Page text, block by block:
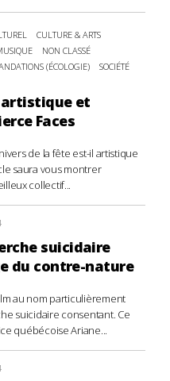
CULTURE & ARTS
NON CLASSÉ
(ÉCOLOGIE)
SOCIÉTÉ
artistique et
Faces
de la fête est-il artistique
saura vous montrer
collectif...
suicidaire
du contre-nature
au nom particulièrement
suicidaire consentant. Ce
québécoise Ariane...